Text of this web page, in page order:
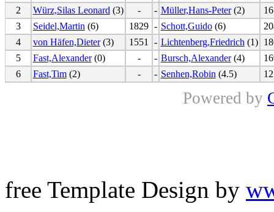
2
Würz,Silas Leonard (3) - - Müller,Hans-Peter(2)
3
Seidel,Martin (6) 1829 - Schott,Guido(6)
4
von Häfen,Dieter(3) 1551 - Lichtenberg,Friedrich (1)
5
Fast,Alexander(0) - - Bursch,Alexander(4)
6
Fast,Tim(2) - - Senhen,Robin (4.5)
Powered by
free Template Design by